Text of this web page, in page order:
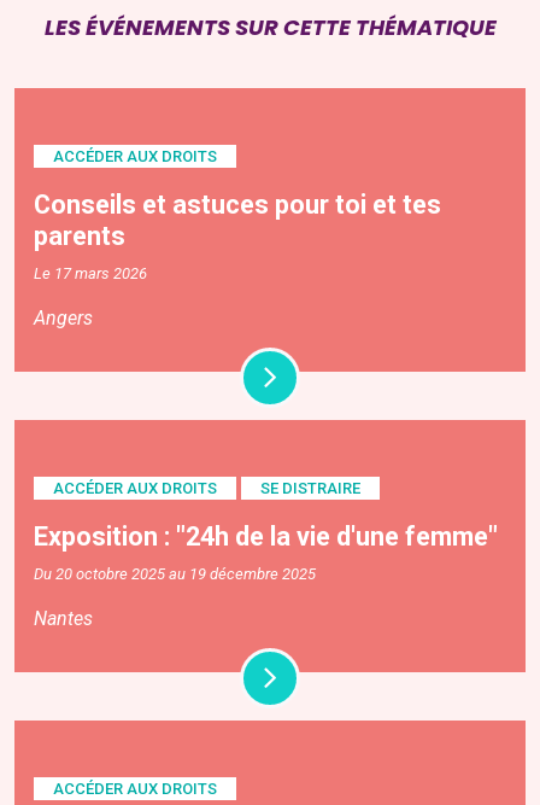
LES ÉVÉNEMENTS SUR CETTE THÉMATIQUE
ACCÉDER AUX DROITS
Conseils et astuces pour toi et tes
parents
Le 17 mars 2026
Angers
ACCÉDER AUX DROITS SE DISTRAIRE
Exposition : "24h de la vie d'une femme"
Du 20 octobre 2025 au 19 décembre 2025
Nantes
ACCÉDER AUX DROITS